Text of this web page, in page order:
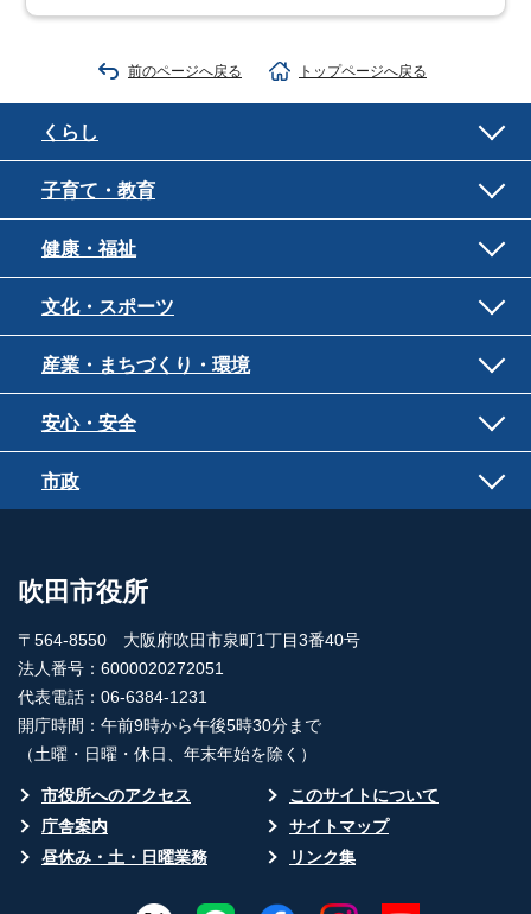
前のページへ戻る トップページへ戻る
くらし
子育て・教育
健康・福祉
文化・スポーツ
産業・まちづくり・環境
安心・安全
市政
吹田市役所
〒564-8550 大阪府吹田市泉町1丁目3番40号
法人番号：6000020272051
代表電話：06-6384-1231
開庁時間：午前9時から午後5時30分まで
（土曜・日曜・休日、年末年始を除く）
市役所へのアクセス
このサイトについて
庁舎案内
サイトマップ
昼休み・土・日曜業務
リンク集